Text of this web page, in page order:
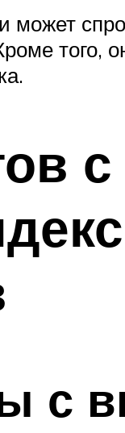
может
того,
с